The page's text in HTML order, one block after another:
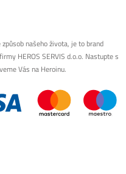
způsob našeho života, je to brand
HEROS SERVIS d.o.o. Nastupte s
Vás na Heroinu.